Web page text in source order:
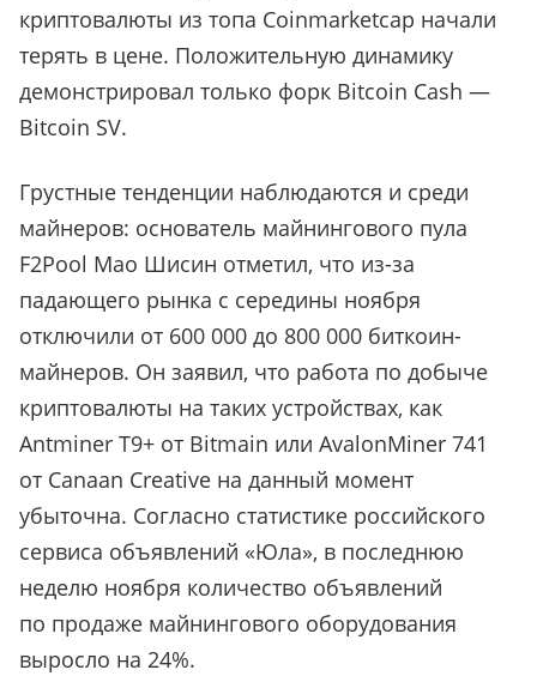
криптовалюты из топа Coinmarketcap начали
терять в цене. Положительную динамику
демонстрировал только форк Bitcoin Cash —
Bitcoin SV.
Грустные тенденции наблюдаются и среди
майнеров: основатель майнингового пула
F2Pool Мао Шисин отметил, что из-за
падающего рынка с середины ноября
отключили от 600 000 до 800 000 биткоин-
майнеров. Он заявил, что работа по добыче
криптовалюты на таких устройствах, как
Antminer T9+ от Bitmain или AvalonMiner 741
от Canaan Creative на данный момент
убыточна. Согласно статистике российского
сервиса объявлений «Юла», в последнюю
неделю ноября количество объявлений
по продаже майнингового оборудования
выросло на 24%.